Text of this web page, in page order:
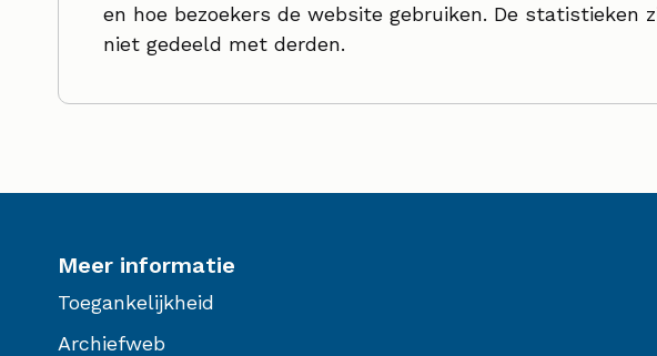
en hoe bezoekers de website gebruiken. De statistieken
niet gedeeld met derden.
Meer informatie
Toegankelijkheid
Archiefweb